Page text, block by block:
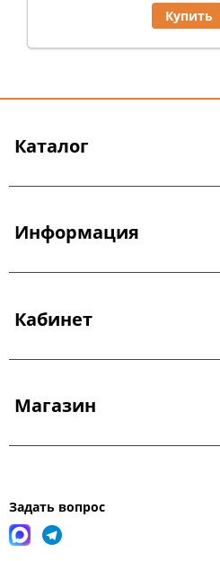
Купить
Каталог
Информация
Кабинет
Магазин
Задать вопрос